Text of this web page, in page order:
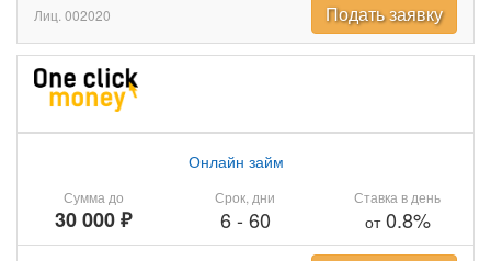
Лиц. 002020 Подать заявку
Сумма до
30 000 ₽
Онлайн займ
Срок, дни
6- 60
Ставка в день
от0.8%